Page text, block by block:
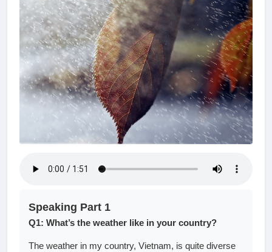
Speaking Part 1
Q1: What’s the weather like in your country?
The weather in my country, Vietnam, is quite diverse